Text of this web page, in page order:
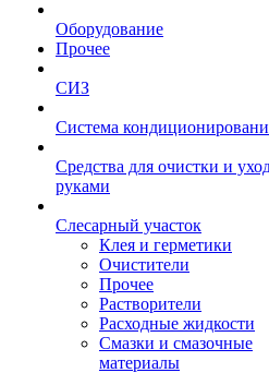
Оборудование
Прочее
СИЗ
Система
Средства для очистки и
руками
Слесарный участок
Клея и герметики
Очистители
Прочее
Растворители
Расходные жидкости
Смазки и смазочные
материалы